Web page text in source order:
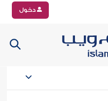
دخول